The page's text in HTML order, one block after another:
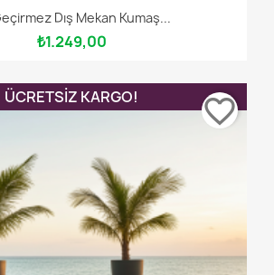
Dış Mekan Kumaş...
₺1.249,00
ÜCRETSIZ KARGO!
favorite_border